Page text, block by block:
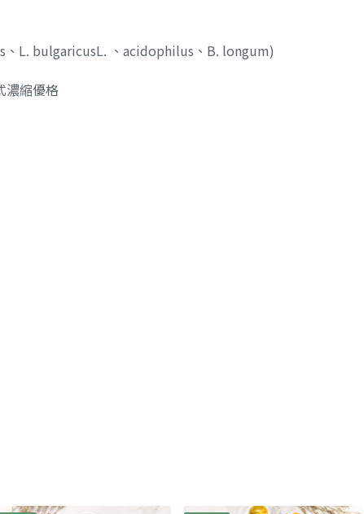
L. bulgaricusL. 、acidophilus、B. longum)
濃縮優格